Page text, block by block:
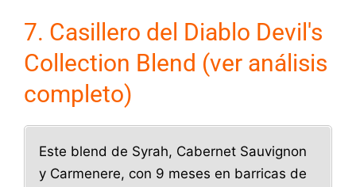
7. Casillero del Diablo Devil's
Collection Blend (ver análisis
completo)
Este blend de Syrah, Cabernet Sauvignon
y Carmenere, con 9 meses en barricas de